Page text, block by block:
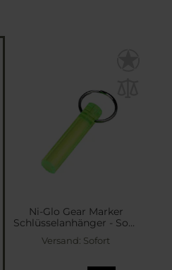
Ni-Glo Gear Marker
Schlüsselanhänger - Sour
Versand: Sofort